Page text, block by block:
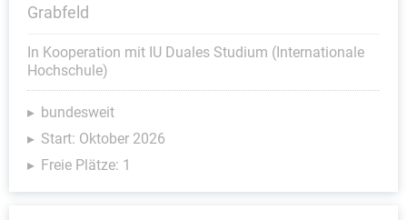
Grabfeld
In Kooperation mit IU Duales Studium (Internationale
Hochschule)
bundesweit
Start: Oktober 2026
Freie Plätze: 1